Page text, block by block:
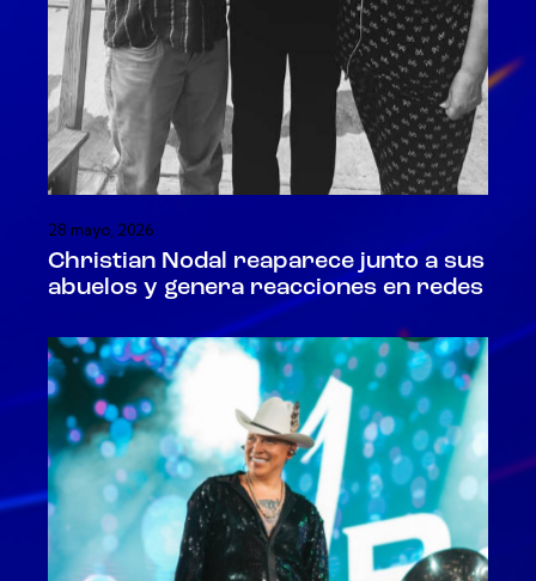
28 mayo, 2026
Christian Nodal reaparece junto a sus
abuelos y genera reacciones en redes